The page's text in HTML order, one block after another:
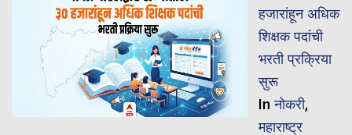
हजारांहून अधिक
शिक्षक पदांची
भरती प्रक्रिया
सुरू
Inनोकरी,
महाराष्ट्र